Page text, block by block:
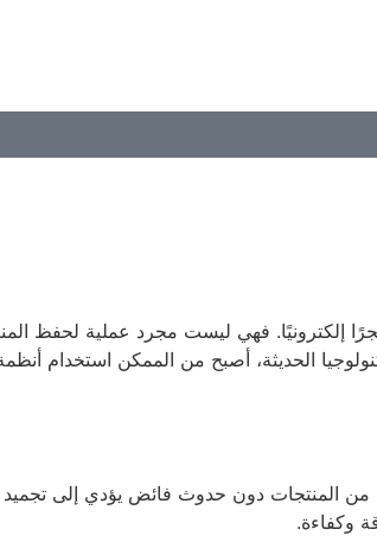
إلكترونيًا. فهي ليست مجرد عملية لحفظ
الحديثة، أصبح من الممكن استخدام
من المنتجات دون حدوث فائض يؤدي إلى
وكفاءة.